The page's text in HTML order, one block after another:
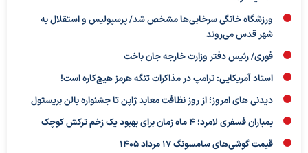
ورزشگاه خانگی سرخابی‌ها مشخص شد/ پرسپولیس و استقلال به
شهر قدس می‌روند
فوری/ رئیس دفتر وزارت خارجه جان باخت
استاد آمریکایی: ترامپ در مذاکرات تنگه هرمز هیچ‌کاره است!
دیدنی های امروز؛ از روز نظافت معابد ژاپن تا جشنواره بالن بریستول
بمباران فسفری لامرد؛ ۴ ماه زمان برای بهبود یک زخم ترکش کوچک
قیمت گوشی‌های سامسونگ 17 مرداد 1405